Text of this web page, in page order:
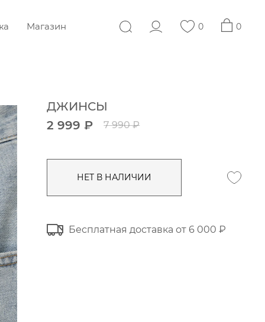
Магазин 0 0
ДЖИНСЫ
2 999 ₽
7 990 ₽
НЕТ В НАЛИЧИИ
Бесплатная доставка от 6 000 ₽